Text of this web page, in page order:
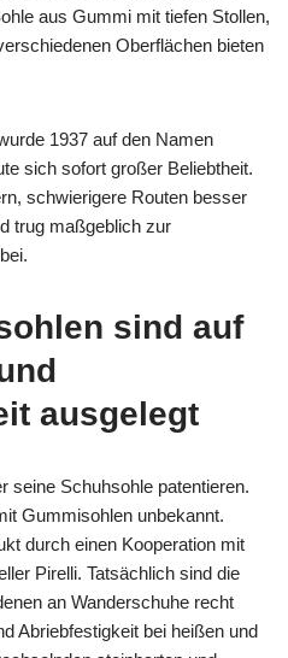
aus Gummi mit tiefen Stollen,
Oberflächen bieten
1937 auf den Namen
sich sofort großer Beliebtheit.
schwierigere Routen besser
trug maßgeblich zur
bei.
sind auf
ausgelegt
seine Schuhsohle patentieren.
Gummisohlen unbekannt.
durch einen Kooperation mit
Pirelli. Tatsächlich sind die
an Wanderschuhe recht
Abriebfestigkeit bei heißen und